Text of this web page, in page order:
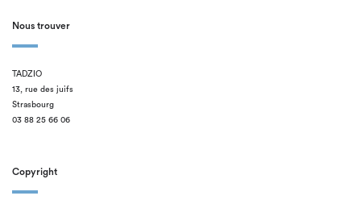
Nous trouver
TADZIO
13, rue des juifs
Strasbourg
03 88 25 66 06
Copyright